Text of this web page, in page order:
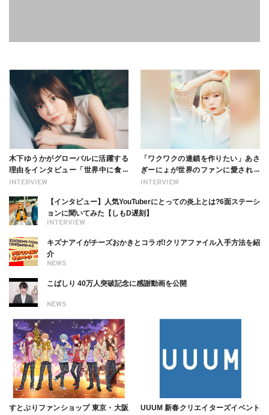
INTERVIEW
木下ゆうかがグローバルに活躍する
理由をインタビュー「世界中に食べ
る幸せを伝えたい」新事務所加入に
INTERVIEW
「ワクワクの連鎖を作りたい」あさ
ぎーにょが世界のファンに愛される
理由【インタビュー】
INTERVIEW
【インタビュー】人気YouTuberにとっての炎上とは?6面ステーシ
ョンに聞いてみた【しもD遅刻】
NEWS
キズナアイがチーズおかきとコラボ!クリアファイル入手方法を紹
介
NEWS
こばしり 40万人突破記念に感謝動画を公開
すとぷりファンショップ 東京・大阪
UUUM 新春クリエイターズイベント